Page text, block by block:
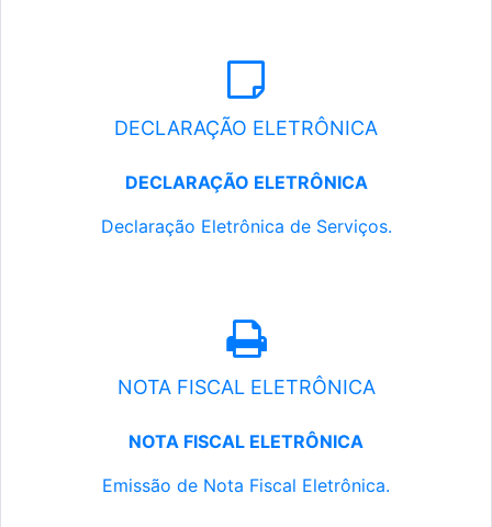
DECLARAÇÃO ELETRÔNICA
DECLARAÇÃO ELETRÔNICA
Declaração Eletrônica de Serviços.
NOTA FISCAL ELETRÔNICA
NOTA FISCAL ELETRÔNICA
Emissão de Nota Fiscal Eletrônica.